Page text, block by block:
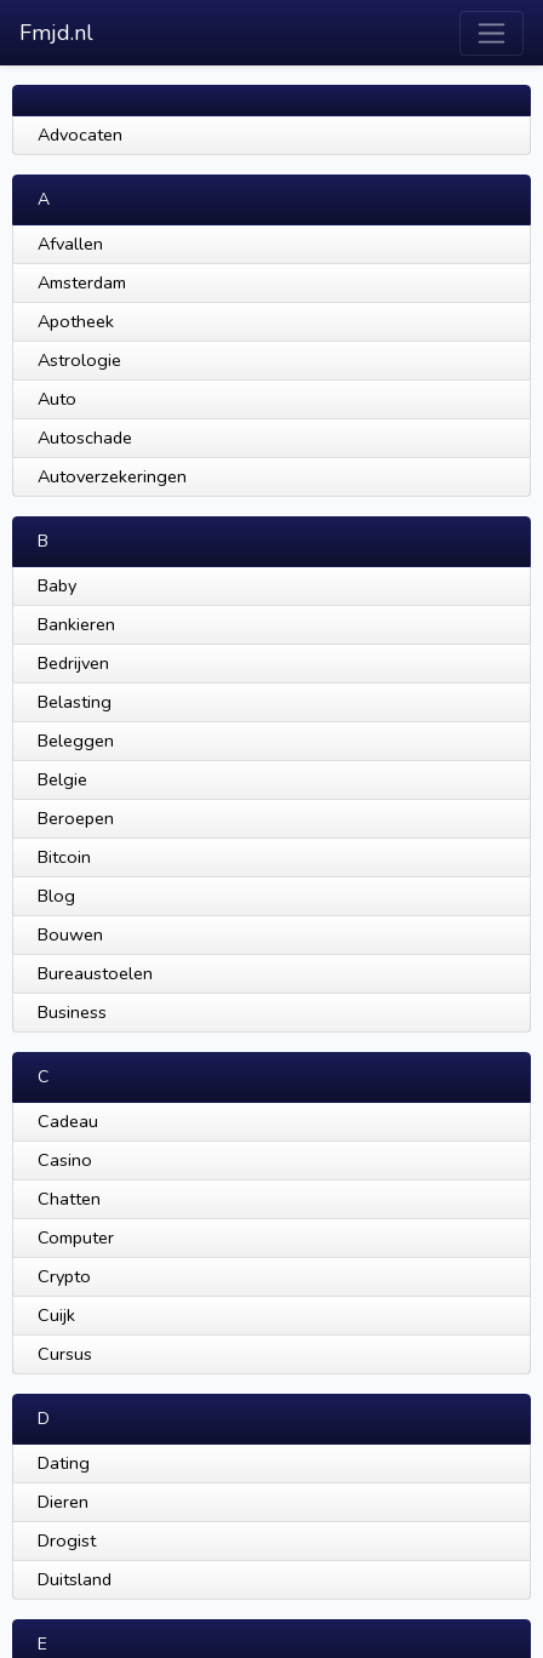
Fmjd.nl
Advocaten
A
Afvallen
Amsterdam
Apotheek
Astrologie
Auto
Autoschade
Autoverzekeringen
B
Baby
Bankieren
Bedrijven
Belasting
Beleggen
Belgie
Beroepen
Bitcoin
Blog
Bouwen
Bureaustoelen
Business
C
Cadeau
Casino
Chatten
Computer
Crypto
Cuijk
Cursus
D
Dating
Dieren
Drogist
Duitsland
E